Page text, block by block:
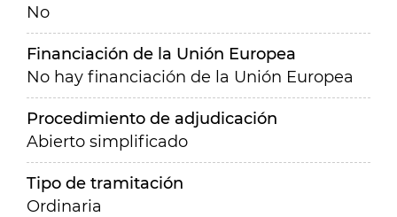
No
Financiación de la Unión Europea
No hay financiación de la Unión Europea
Procedimiento de adjudicación
Abierto simplificado
Tipo de tramitación
Ordinaria